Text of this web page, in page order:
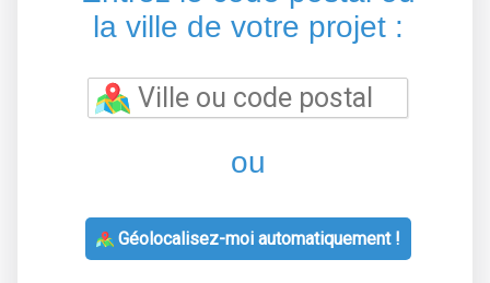
la ville de votre projet :
ou
Géolocalisez-moi automatiquement !